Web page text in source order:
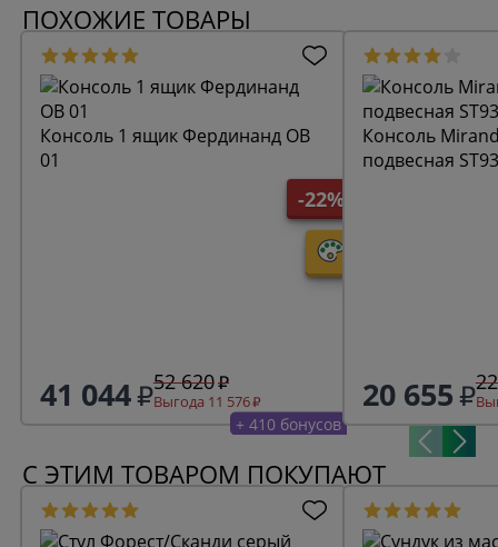
ПОХОЖИЕ ТОВАРЫ
-22%
Консоль 1 ящик Фердинанд ОВ
01
41 044 52 620
Выгода 11 576
+ 410 бонусов
Консоль Miranda&Serena
подвесная
20 655
С ЭТИМ ТОВАРОМ ПОКУПАЮТ